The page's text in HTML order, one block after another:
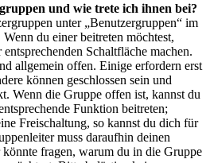
und wie trete ich ihnen bei?
unter „Benutzergruppen“ im
du einer beitreten möchtest,
Schaltfläche machen.
allgemein offen. Einige erfordern erst
können geschlossen sein und
Wenn die Gruppe offen ist, kannst du
Funktion beitreten;
Freischaltung, so kannst du dich für
muss daraufhin deinen
fragen, warum du in die Gruppe